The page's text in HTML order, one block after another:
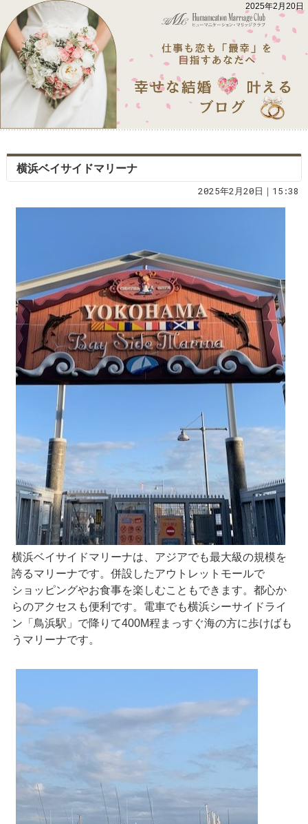
2025年2月20日
横浜ベイサイドマリーナ
2025年2月20日｜15:38
横浜ベイサイドマリーナは、アジアでも最大級の規模を
誇るマリーナです。併設したアウトレットモールで
ショッピングやお食事を楽しむこともできます。都心か
らのアクセスも便利です。電車でも横浜シーサイドライ
ン「鳥浜駅」で降りて400M程まっすぐ海の方に歩けばも
うマリーナです。